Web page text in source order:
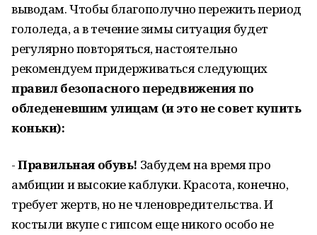
выводам. Чтобы благополучно пережить период
гололеда, а в течение зимы ситуация будет
регулярно повторяться, настоятельно
рекомендуем придерживаться следующих
правил безопасного передвижения по
обледеневшим улицам (и это не совет купить
коньки):
-Правильная обувь! Забудем на время про
амбиции и высокие каблуки. Красота, конечно,
требует жертв, но не членовредительства. И
костыли вкупе с гипсом еще никого особо не